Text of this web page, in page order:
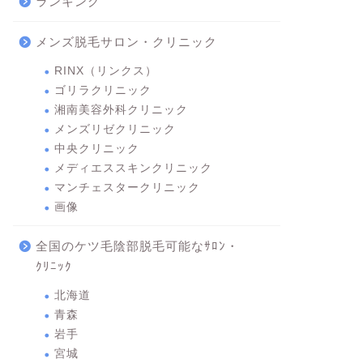
メンズ脱毛サロン・クリニック
RINX（リンクス）
ゴリラクリニック
湘南美容外科クリニック
メンズリゼクリニック
中央クリニック
メディエススキンクリニック
マンチェスタークリニック
画像
全国のケツ毛陰部脱毛可能なｻﾛﾝ・
ｸﾘﾆｯｸ
北海道
青森
岩手
宮城